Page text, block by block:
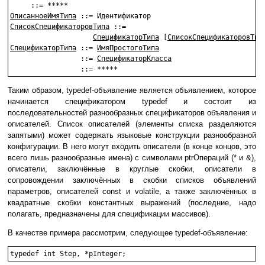
ОписанноеИмяТипа
СписокСпецификаторовТипа ::=
СпецификаторТипа
СпецификаторТипа ::=
ИмяПростогоТипа
                 ::=
СпецификаторКласса
                 ::= *****
Таким образом, typedef-объявление является объявлением, которое
начинается спецификатором typedef и состоит из
последовательностей разнообразных спецификаторов объявления и
описателей. Список описателей (элементы списка разделяются
запятыми) может содержать языковые конструкции разнообразной
конфигурации. В него могут входить описатели (в конце концов, это
всего лишь разнообразные имена) с символами ptrОпераций (* и &),
описатели, заключённые в круглые скобки, описатели в
сопровождении заключённых в скобки списков объявлений
параметров, описателей const и volatile, а также заключённых в
квадратные скобки константных выражений (последние, надо
полагать, предназначены для спецификации массивов).
В качестве примера рассмотрим, следующее typedef-объявление:
typedef int Step, *pInteger;